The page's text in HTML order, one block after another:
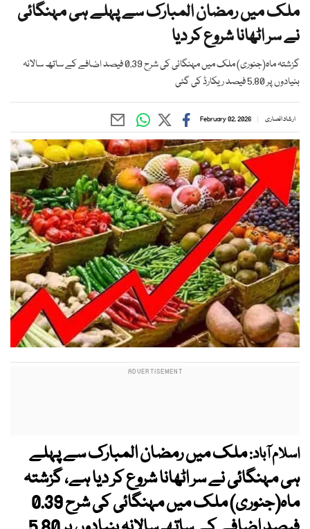
ملک میں رمضان المبارک سے پہلے ہی مہنگائی
نے سر اٹھانا شروع کر دیا
گزشتہ ماہ(جنوری) ملک میں مہنگائی کی شرح 0.39 فیصد اضافے کے ساتھ سالانہ
بنیادوں پر 5.80 فیصد ریکارڈ کی گئی
ارشاد انصاری February 02, 2026
اسلام آباد:ملک میں رمضان المبارک سے پہلے
ہی مہنگائی نے سر اٹھانا شروع کر دیا ہے، گزشتہ
ماہ(جنوری) ملک میں مہنگائی کی شرح 0.39